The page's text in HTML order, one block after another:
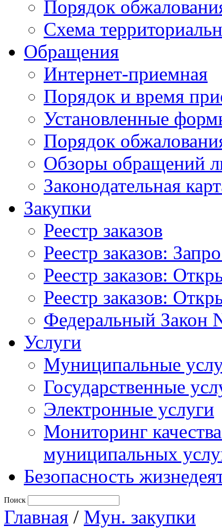
Порядок
Схема
Обращения
Интернет-приемная
Порядок и время
Установленные
Порядок
Обзоры обращений
Законодательная
Закупки
Реестр заказов
Реестр заказов:
Реестр заказов:
Реестр заказов:
Федеральный Закон
Услуги
Муниципальные
Государственные
Электронные услуги
Мониторинг
муниципальных
Безопасность
Поиск
Главная / Мун. закупки